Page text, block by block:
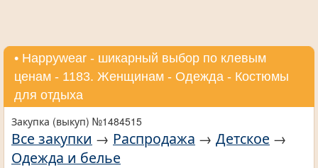
• Нappywear - шикарный выбор по клевым
ценам - 1183. Женщинам - Одежда - Костюмы
для отдыха
Закупка (выкуп) №1484515
Все закупки → Распродажа → Детское →
Одежда и белье